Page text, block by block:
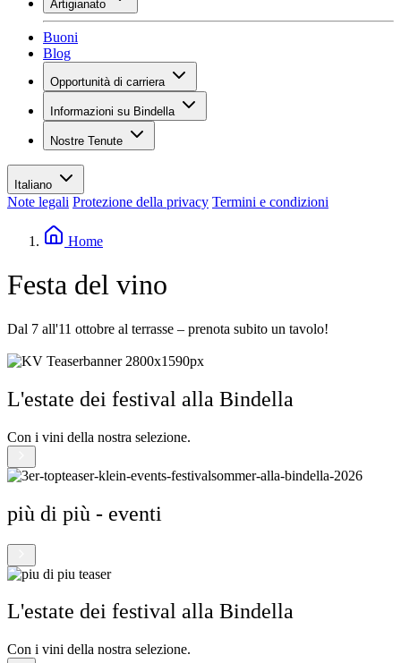
Assortimento
Inspiration
Conoscenza del vino
Artigianato
Panoramica
Buoni
Blog
Opportunità di carriera
Posti vacanti
I tuoi vantaggi
Valori
Informazioni su Bindella
Panoramica
Storia
Les Moby Dicks
Contatti
Sostenibilità
Nostre Tenute
Italiano
Note legali Protezione della privacy Termini e condizioni
Home
Festa del vino
Dal 7 all'11 ottobre al terrasse – prenota subito un tavolo!
L'estate dei festival alla Bindella
Con i vini della nostra selezione.
più di più - eventi
L'estate dei festival alla Bindella
Con i vini della nostra selezione.